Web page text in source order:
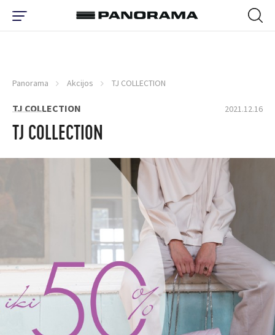
Panorama Akcijos TJ COLLECTION
TJ COLLECTION 2021.12.16
TJ COLLECTION